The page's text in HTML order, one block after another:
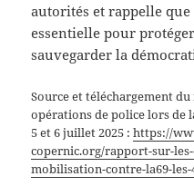
autorités et rappelle
essentielle pour
sauvegarder la
Source et téléchargement
opérations de police lors de
5 et 6 juillet 2025 :https://
copernic.org/rapport-sur-
mobilisation-contre-la69-